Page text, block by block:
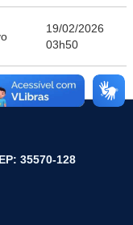
19/02/2026
03h50
35570-128